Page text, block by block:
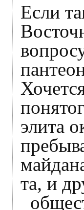
Если
элита
та, и